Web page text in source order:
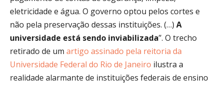
eletricidade e água. O governo optou pelos cortes e
não pela preservação dessas instituições. (…) A
universidade está sendo inviabilizada”. O trecho
retirado de um artigo assinado pela reitoria da
Universidade Federal do Rio de Janeiro ilustra a
realidade alarmante de instituições federais de ensino